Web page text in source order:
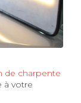
de charpente
à votre